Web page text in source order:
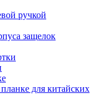
ручкой
защелок
для китайских